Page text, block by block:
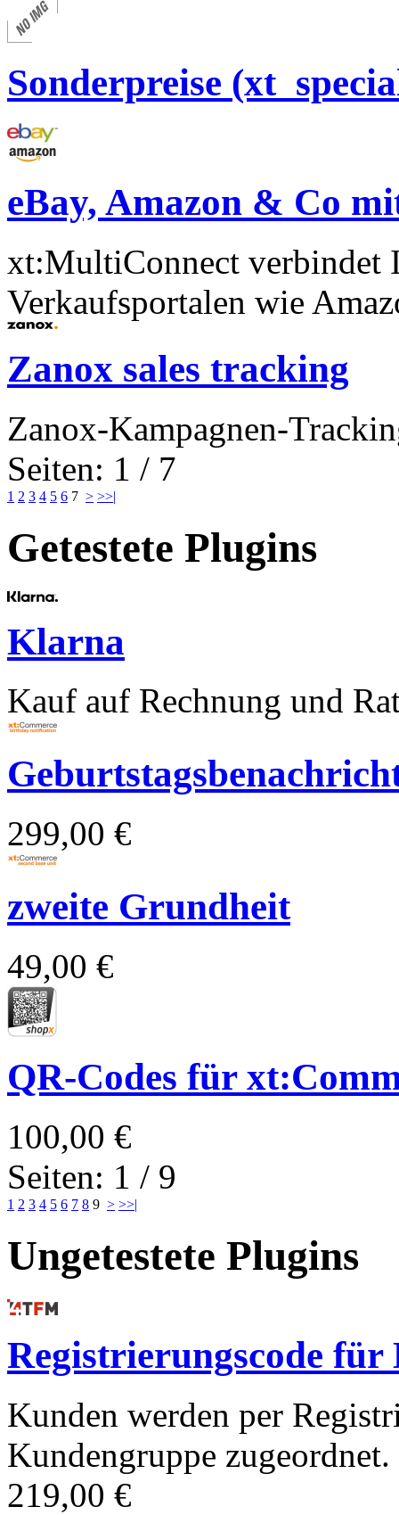
Sonderpreise
eBay, Amazon & Co
xt:MultiConnect verbindet
Verkaufsportalen wie
Zanox sales tracking
Zanox-Kampagnen-
Seiten: 1 / 7
1 2 3 4 5 6 7 > >>|
Getestete Plugins
Klarna
Kauf auf Rechnung und
299,00 €
zweite Grundheit
49,00 €
QR-Codes für
100,00 €
Seiten: 1 / 9
1 2 3 4 5 6 7 8 9 > >>|
Ungetestete Plugins
Registrierungscode
Kunden werden per
Kundengruppe zugeordnet.
219,00 €